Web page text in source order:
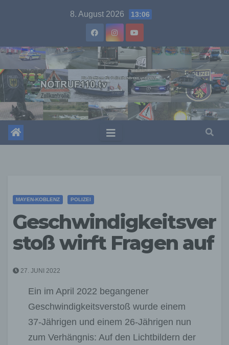
8. August 2026 13:06
MAYEN-KOBLENZ POLIZEI
Geschwindigkeitsver
stoß wirft Fragen auf
27. JUNI 2022
Ein im April 2022 begangener
Geschwindigkeitsverstoß wurde einem
37-Jährigen und einem 26-Jährigen nun
zum Verhängnis: Auf den Lichtbildern der